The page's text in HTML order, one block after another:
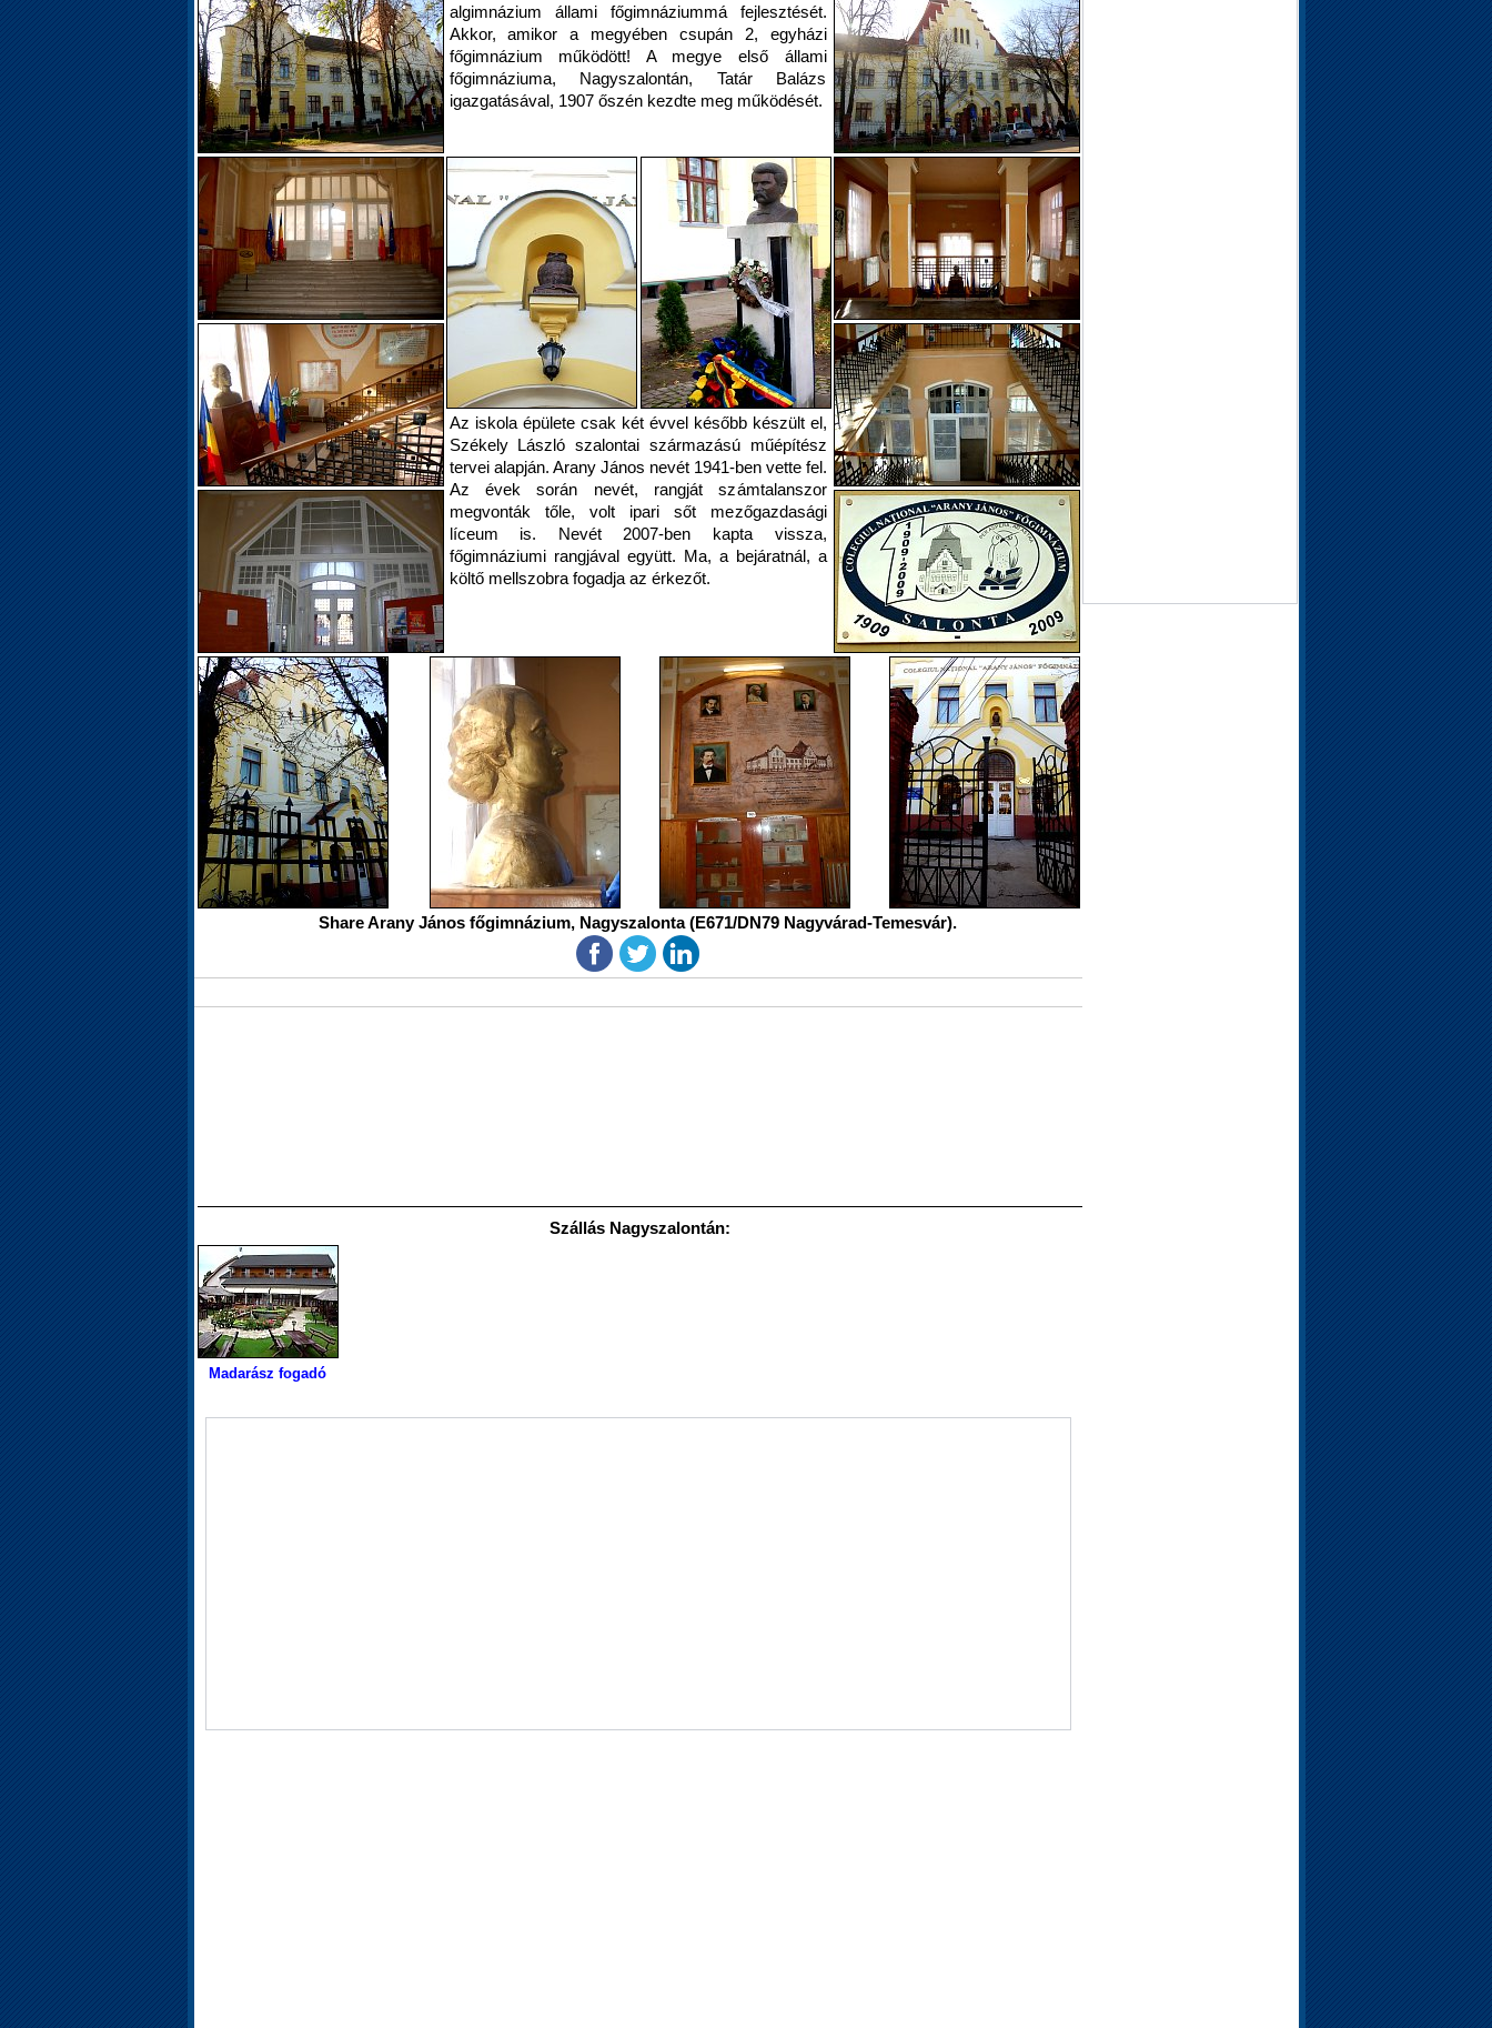
algimnázium állami főgimnáziummá fejlesztését.
Akkor, amikor a megyében csupán 2, egyházi
főgimnázium működött! A megye első állami
főgimnáziuma, Nagyszalontán, Tatár Balázs
igazgatásával, 1907 őszén kezdte meg működését.
Az iskola épülete csak két évvel később készült el,
Székely László szalontai származású műépítész
tervei alapján. Arany János nevét 1941-ben vette fel.
Az évek során nevét, rangját számtalanszor
megvonták tőle, volt ipari sőt mezőgazdasági
líceum is. Nevét 2007-ben kapta vissza,
főgimnáziumi rangjával együtt. Ma, a bejáratnál, a
költő mellszobra fogadja az érkezőt.
Share Arany János főgimnázium, Nagyszalonta (E671/DN79 Nagyvárad-Temesvár).
Szállás Nagyszalontán:
Madarász fogadó